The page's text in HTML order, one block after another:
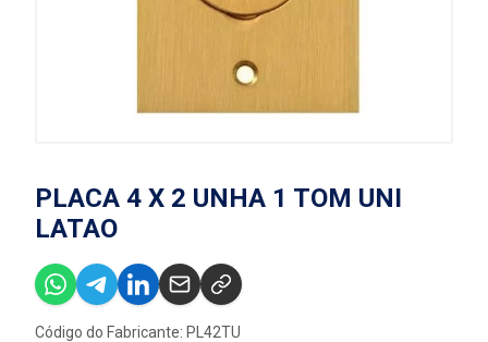
PLACA 4 X 2 UNHA 1 TOM UNI
LATAO
Código do Fabricante: PL42TU